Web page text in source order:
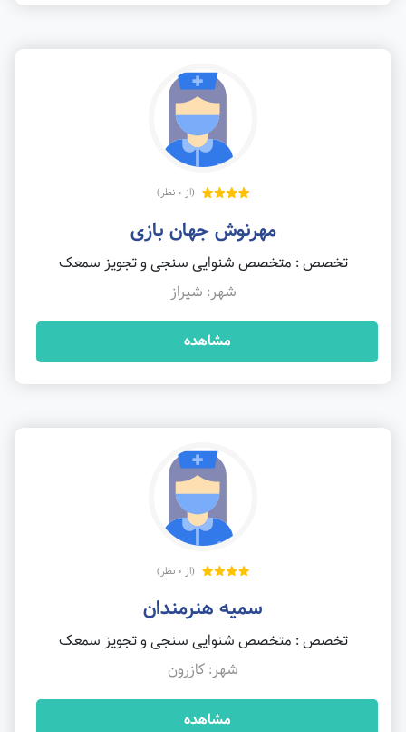
(از 0 نظر)
مهرنوش جهان بازی
تخصص : متخصص شنوایی سنجی و تجویز سمعک
شهر: شیراز
مشاهده
(از 0 نظر)
سمیه هنرمندان
تخصص : متخصص شنوایی سنجی و تجویز سمعک
شهر: کازرون
مشاهده